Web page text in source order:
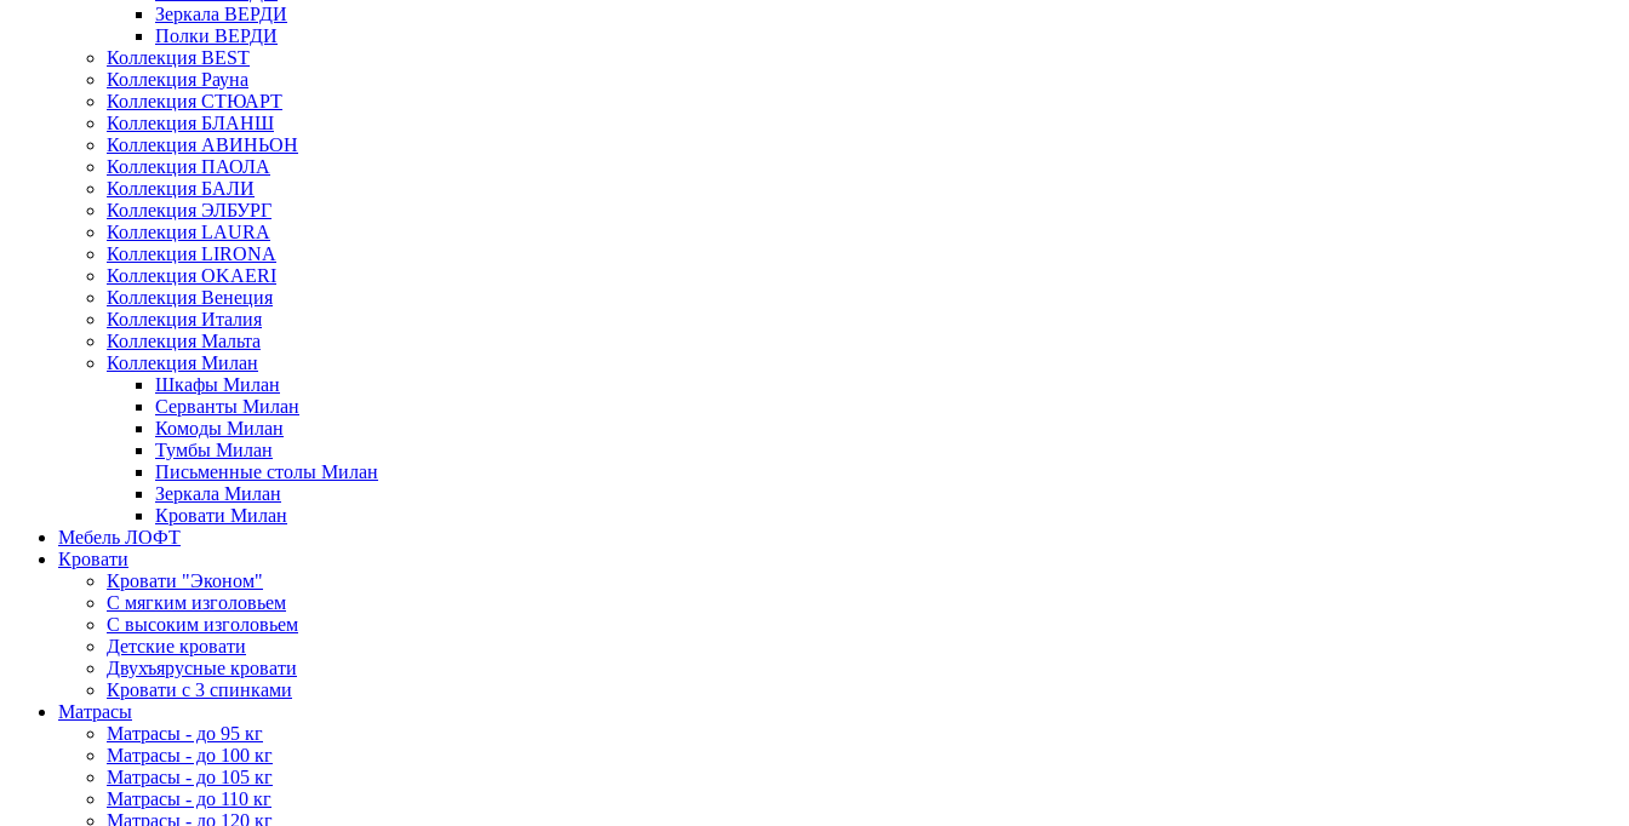
Зеркала ВЕРДИ
Полки ВЕРДИ
Коллекция BEST
Коллекция Рауна
Коллекция СТЮАРТ
Коллекция БЛАНШ
Коллекция АВИНЬОН
Коллекция ПАОЛА
Коллекция БАЛИ
Коллекция ЭЛБУРГ
Коллекция LAURA
Коллекция LIRONA
Коллекция OKAERI
Коллекция Венеция
Коллекция Италия
Коллекция Мальта
Коллекция Милан
Шкафы Милан
Серванты Милан
Комоды Милан
Тумбы Милан
Письменные столы Милан
Зеркала Милан
Кровати Милан
Мебель ЛОФТ
Кровати
Кровати "Эконом"
С мягким изголовьем
С высоким изголовьем
Детские кровати
Двухъярусные кровати
Кровати с 3 спинками
Матрасы
Матрасы - до 95 кг
Матрасы - до 100 кг
Матрасы - до 105 кг
Матрасы - до 110 кг
Матрасы - до 120 кг